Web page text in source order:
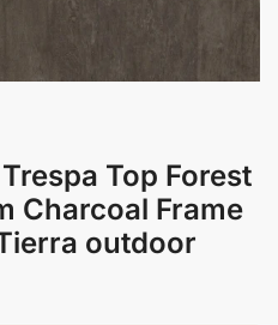
Top Forest
Charcoal Frame
outdoor